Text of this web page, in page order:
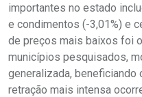
importantes no estado
e condimentos (-3,01%) e
de preços mais baixos foi
municípios pesquisados,
generalizada, beneficiando
retração mais intensa